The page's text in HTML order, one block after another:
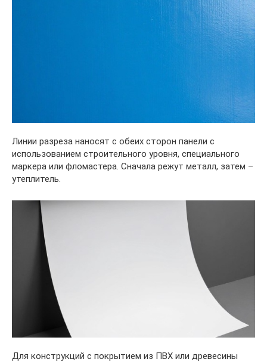
Линии разреза наносят с обеих сторон панели с
использованием строительного уровня, специального
маркера или фломастера. Сначала режут металл, затем –
утеплитель.
Для конструкций с покрытием из ПВХ или древесины